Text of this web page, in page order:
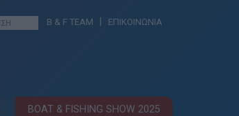
B & F TEAM ΕΠΙΚΟΙΝΩΝΙΑ
BOAT & FISHING SHOW 2025